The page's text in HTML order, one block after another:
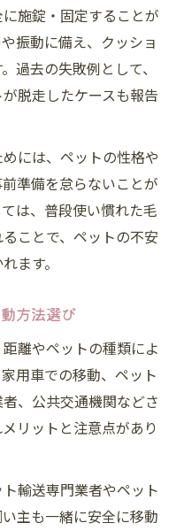
施錠・固定することが
振動に備え、クッショ
過去の失敗例として、
脱走したケースも報告
には、ペットの性格や
準備を怠らないことが
は、普段使い慣れた毛
ことで、ペットの不安
ます。
方法選び
離やペットの種類によ
用車での移動、ペット
、公共交通機関などさ
リットと注意点があり
輸送専門業者やペット
主も一緒に安全に移動